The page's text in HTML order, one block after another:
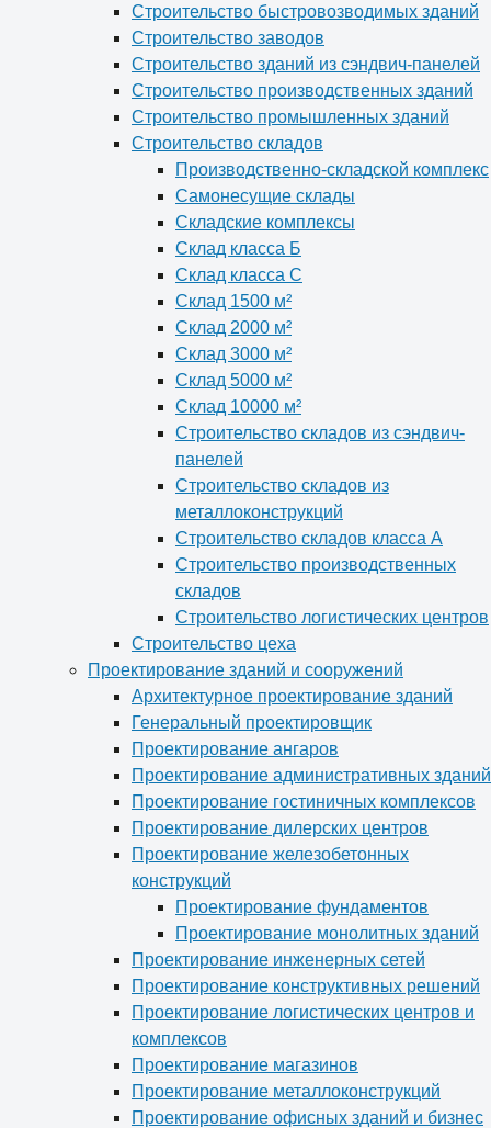
Строительство быстровозводимых зданий
Строительство заводов
Строительство зданий из сэндвич-панелей
Строительство производственных зданий
Строительство промышленных зданий
Строительство складов
Производственно-складской комплекс
Самонесущие склады
Складские комплексы
Склад класса Б
Склад класса С
Склад 1500 м²
Склад 2000 м²
Склад 3000 м²
Склад 5000 м²
Склад 10000 м²
Строительство складов из сэндвич-
панелей
Строительство складов из
металлоконструкций
Строительство складов класса А
Строительство производственных
складов
Строительство логистических центров
Строительство цеха
Проектирование зданий и сооружений
Архитектурное проектирование зданий
Генеральный проектировщик
Проектирование ангаров
Проектирование административных зданий
Проектирование гостиничных комплексов
Проектирование дилерских центров
Проектирование железобетонных
конструкций
Проектирование фундаментов
Проектирование монолитных зданий
Проектирование инженерных сетей
Проектирование конструктивных решений
Проектирование логистических центров и
комплексов
Проектирование магазинов
Проектирование металлоконструкций
Проектирование офисных зданий и бизнес